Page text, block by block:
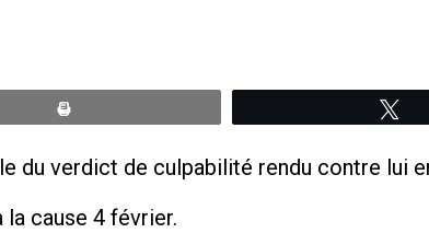
du verdict de culpabilité rendu contre lui
la cause 4 février.